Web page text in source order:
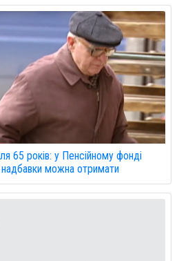
65 років: у Пенсійному фонді
надбавки можна отримати